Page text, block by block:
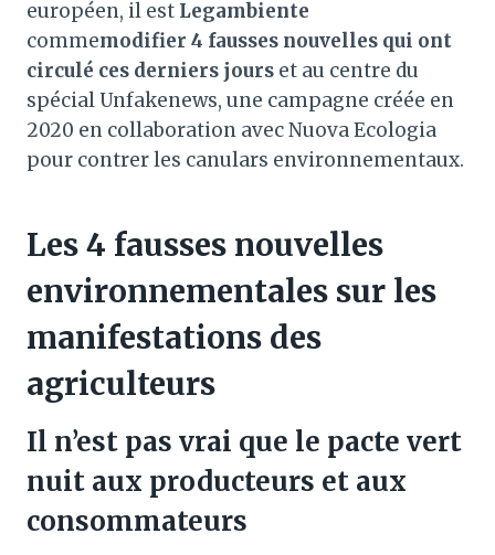
européen, il est Legambiente
commemodifier 4 fausses nouvelles qui ont
circulé ces derniers jours et au centre du
spécial Unfakenews, une campagne créée en
2020 en collaboration avec Nuova Ecologia
pour contrer les canulars environnementaux.
Les 4 fausses nouvelles
environnementales sur les
manifestations des
agriculteurs
Il n’est pas vrai que le pacte vert
nuit aux producteurs et aux
consommateurs